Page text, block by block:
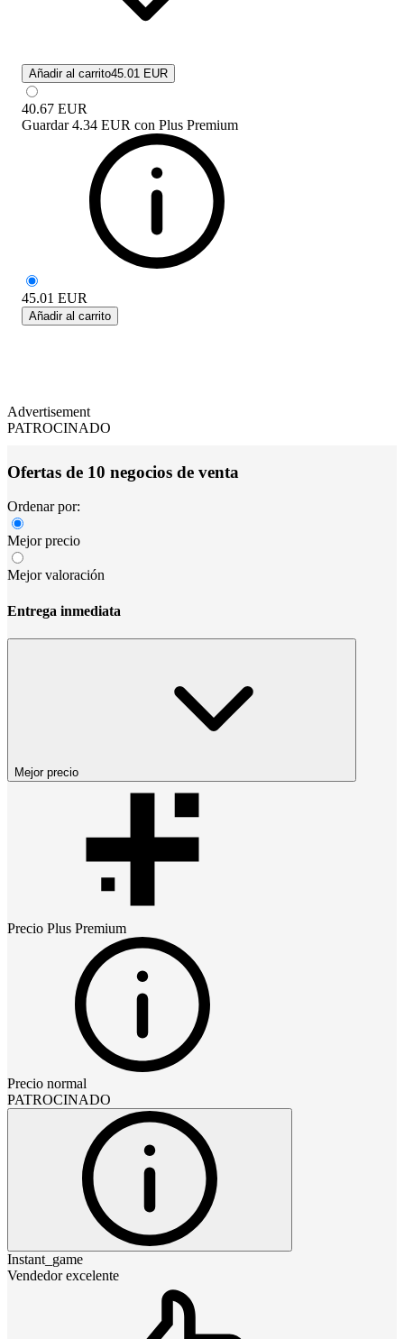
Añadir al carrito45.01 EUR
40.67 EUR
Guardar 4.34 EUR con Plus Premium
45.01 EUR
Añadir al carrito
Advertisement
PATROCINADO
Ofertas de 10 negocios de venta
Ordenar por:
Mejor precio
Mejor valoración
Entrega inmediata
Mejor precio
Precio Plus Premium
Precio normal
PATROCINADO
Instant_game
Vendedor excelente